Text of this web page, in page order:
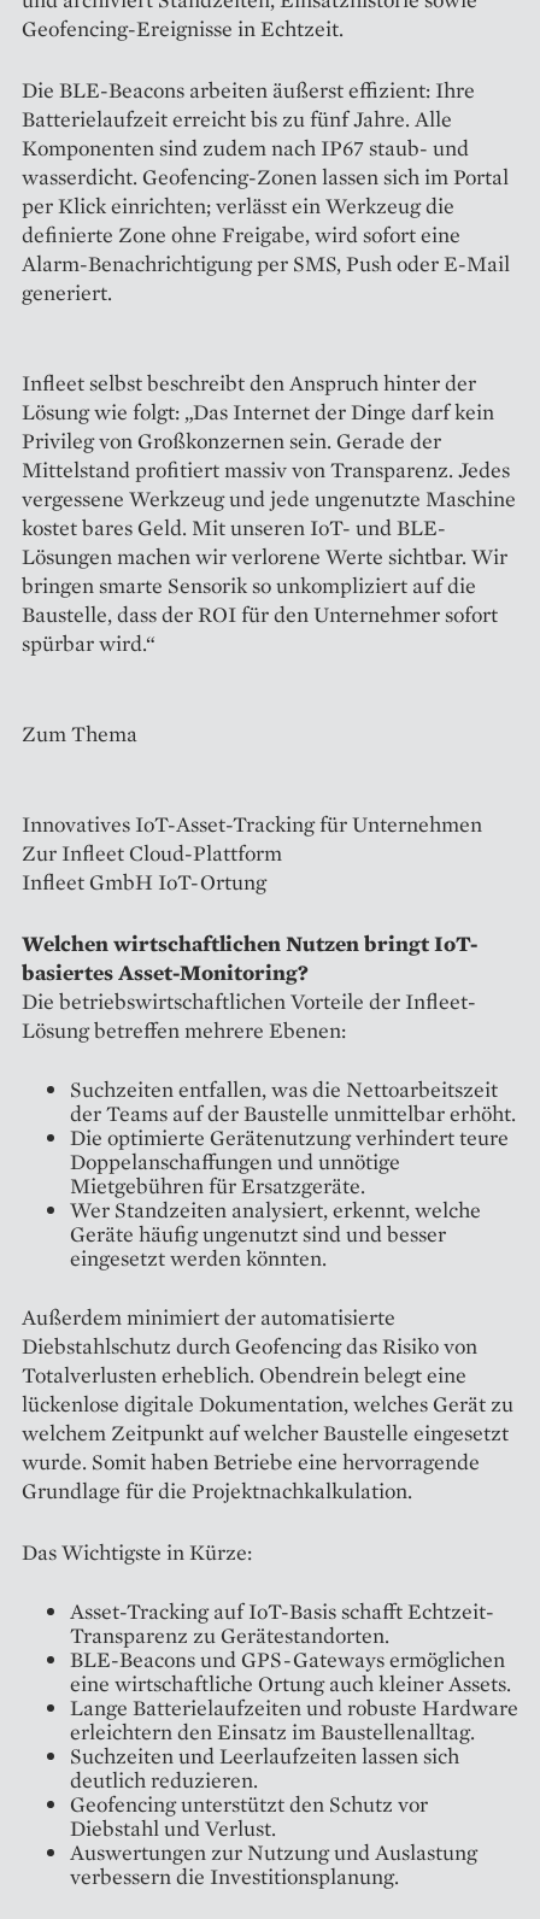
Geofencing-Ereignisse in Echtzeit.
Die BLE-Beacons arbeiten äußerst effizient: Ihre
Batterielaufzeit erreicht bis zu fünf Jahre. Alle
Komponenten sind zudem nach IP67 staub- und
wasserdicht. Geofencing-Zonen lassen sich im Portal
per Klick einrichten; verlässt ein Werkzeug die
definierte Zone ohne Freigabe, wird sofort eine
Alarm-Benachrichtigung per SMS, Push oder E-Mail
generiert.
Infleet selbst beschreibt den Anspruch hinter der
Lösung wie folgt: „Das Internet der Dinge darf kein
Privileg von Großkonzernen sein. Gerade der
Mittelstand profitiert massiv von Transparenz. Jedes
vergessene Werkzeug und jede ungenutzte Maschine
kostet bares Geld. Mit unseren IoT- und BLE-
Lösungen machen wir verlorene Werte sichtbar. Wir
bringen smarte Sensorik so unkompliziert auf die
Baustelle, dass der ROI für den Unternehmer sofort
spürbar wird.“
Zum Thema
Innovatives IoT-Asset-Tracking für Unternehmen
Zur Infleet Cloud-Plattform
Infleet GmbH IoT-Ortung
Welchen wirtschaftlichen Nutzen bringt IoT-
basiertes Asset-Monitoring?
Die betriebswirtschaftlichen Vorteile der Infleet-
Lösung betreffen mehrere Ebenen:
Suchzeiten entfallen, was die Nettoarbeitszeit
der Teams auf der Baustelle unmittelbar erhöht.
Die optimierte Gerätenutzung verhindert teure
Doppelanschaffungen und unnötige
Mietgebühren für Ersatzgeräte.
Wer Standzeiten analysiert, erkennt, welche
Geräte häufig ungenutzt sind und besser
eingesetzt werden könnten.
Außerdem minimiert der automatisierte
Diebstahlschutz durch Geofencing das Risiko von
Totalverlusten erheblich. Obendrein belegt eine
lückenlose digitale Dokumentation, welches Gerät zu
welchem Zeitpunkt auf welcher Baustelle eingesetzt
wurde. Somit haben Betriebe eine hervorragende
Grundlage für die Projektnachkalkulation.
Das Wichtigste in Kürze:
Asset-Tracking auf IoT-Basis schafft Echtzeit-
Transparenz zu Gerätestandorten.
BLE-Beacons und GPS-Gateways ermöglichen
eine wirtschaftliche Ortung auch kleiner Assets.
Lange Batterielaufzeiten und robuste Hardware
erleichtern den Einsatz im Baustellenalltag.
Suchzeiten und Leerlaufzeiten lassen sich
deutlich reduzieren.
Geofencing unterstützt den Schutz vor
Diebstahl und Verlust.
Auswertungen zur Nutzung und Auslastung
verbessern die Investitionsplanung.